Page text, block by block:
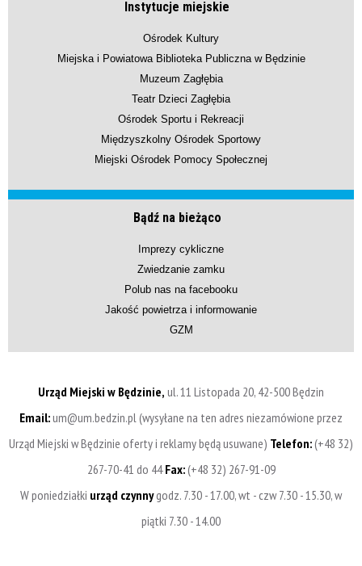
Instytucje miejskie
Ośrodek Kultury
Miejska i Powiatowa Biblioteka Publiczna w Będzinie
Muzeum Zagłębia
Teatr Dzieci Zagłębia
Ośrodek Sportu i Rekreacji
Międzyszkolny Ośrodek Sportowy
Miejski Ośrodek Pomocy Społecznej
Bądź na bieżąco
Imprezy cykliczne
Zwiedzanie zamku
Polub nas na facebooku
Jakość powietrza i informowanie
GZM
Urząd Miejski w Będzinie, ul. 11 Listopada 20, 42-500 Będzin
Email:um@um.bedzin.pl (wysyłane na ten adres niezamówione przez
Urząd Miejski w Będzinie oferty i reklamy będą usuwane) Telefon:(+48 32)
267-70-41 do 44Fax:(+48 32) 267-91-09
W poniedziałki urząd czynnygodz. 7.30 - 17.00, wt - czw 7.30 - 15.30, w
piątki 7.30 - 14.00